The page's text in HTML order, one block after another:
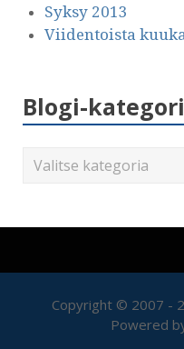
Syksy 2013
Viidentoista
Blogi-
Copyright © 2007 -
Powered